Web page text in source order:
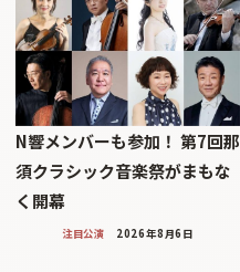
N響メンバーも参加！ 第7回那
須クラシック音楽祭がまもな
く開幕
注目公演 2026年8月6日